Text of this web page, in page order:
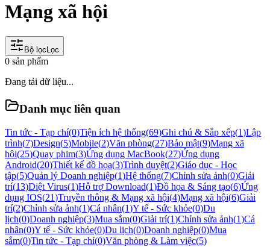
Mạng xã hội
Bộ lọc Lọc
0 sản phẩm
Đang tải dữ liệu...
Danh mục liên quan
Tin tức - Tạp chí(0)Tiện ích hệ thống(69)Ghi chú & Sắp xếp(1)Lập
trình(7)Design(5)Mobile(2)Văn phòng(27)Bảo mật(9)Mạng xã
hội(25)Quay phim(3)Ứng dụng MacBook(27)Ứng dụng
Android(20)Thiết kế đồ họa(3)Trình duyệt(2)Giáo dục - Học
tập(5)Quản lý Doanh nghiệp(1)Hệ thống(7)Chỉnh sửa ảnh(0)Giải
trí(13)Diệt Virus(1)Hỗ trợ Download(1)Đồ họa & Sáng tạo(6)Ứng
dụng IOS(21)Truyền thông & Mạng xã hội(4)Mạng xã hội(6)Giải
trí(2)Chỉnh sửa ảnh(1)Cá nhân(1)Y tế - Sức khỏe(0)Du
lịch(0)Doanh nghiệp(3)Mua sắm(0)Giải trí(1)Chỉnh sửa ảnh(1)Cá
nhân(0)Y tế - Sức khỏe(0)Du lịch(0)Doanh nghiệp(0)Mua
sắm(0)Tin tức - Tạp chí(0)Văn phòng & Làm việc(5)